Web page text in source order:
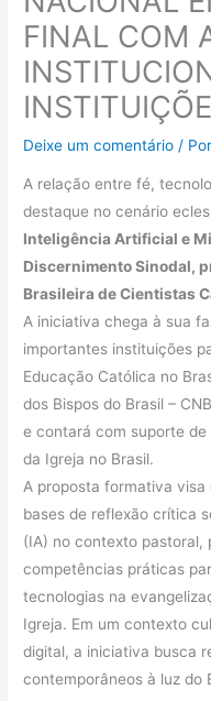
FINAL COM
Deixe um comentário / Por
A relação entre fé,
destaque no cenário
Inteligência Artificial e
Discernimento Sinodal,
Brasileira de Cientistas
A iniciativa chega à sua
importantes instituições
Educação Católica no
dos Bispos do Brasil –
e contará com suporte
da Igreja no Brasil.
A proposta formativa
bases de reflexão crítica
(IA) no contexto pastoral,
competências práticas
tecnologias na
Igreja. Em um contexto
digital, a iniciativa busca
contemporâneos à luz do